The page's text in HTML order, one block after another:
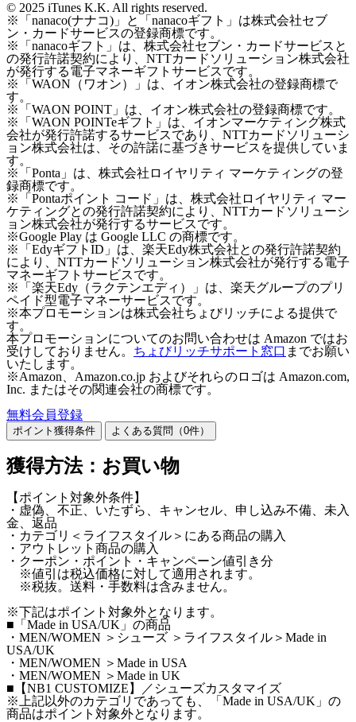
© 2025 iTunes K.K. All rights reserved.
※「nanaco(ナナコ)」と「nanacoギフト」は株式会社セブ
ン・カードサービスの登録商標です。
※「nanacoギフト」は、株式会社セブン・カードサービスと
の発行許諾契約により、NTTカードソリューション株式会社
が発行する電子マネーギフトサービスです。
※「WAON（ワオン）」は、イオン株式会社の登録商標で
す。
※「WAON POINT」は、イオン株式会社の登録商標です。
※「WAON POINTeギフト」は、イオンマーケティング株式
会社が発行許諾するサービスであり、NTTカードソリューシ
ョン株式会社は、その許諾に基づきサービスを提供していま
す。
※「Ponta」は、株式会社ロイヤリティ マーケティングの登
録商標です。
※「Pontaポイント コード」は、株式会社ロイヤリティ マー
ケティングとの発行許諾契約により、NTTカードソリューシ
ョン株式会社が発行するサービスです。
※Google Play は Google LLC の商標です。
※「EdyギフトID」は、楽天Edy株式会社との発行許諾契約
により、NTTカードソリューション株式会社が発行する電子
マネーギフトサービスです。
※「楽天Edy（ラクテンエディ）」は、楽天グループのプリ
ペイド型電子マネーサービスです。
※本プロモーションは株式会社ちょびリッチによる提供で
す。
本プロモーションについてのお問い合わせは Amazon ではお
受けしておりません。 ちょびリッチサポート窓口 までお願い
いたします。
※Amazon、Amazon.co.jp およびそれらのロゴは Amazon.com,
Inc. またはその関連会社の商標です。
無料会員登録
ポイント獲得条件 よくある質問（0件）
獲得方法：お買い物
【ポイント対象外条件】
・虚偽、不正、いたずら、キャンセル、申し込み不備、未入
金、返品
・カテゴリ＜ライフスタイル＞にある商品の購入
・アウトレット商品の購入
・クーポン・ポイント・キャンペーン値引き分
※値引は税込価格に対して適用されます。
※税抜。送料・手数料は含みません。
※下記はポイント対象外となります。
■「Made in USA/UK」の商品
・MEN/WOMEN ＞シューズ ＞ライフスタイル＞Made in
USA/UK
・MEN/WOMEN ＞Made in USA
・MEN/WOMEN ＞Made in UK
■【NB1 CUSTOMIZE】／シューズカスタマイズ
※上記以外のカテゴリであっても、「Made in USA/UK」の
商品はポイント対象外となります。